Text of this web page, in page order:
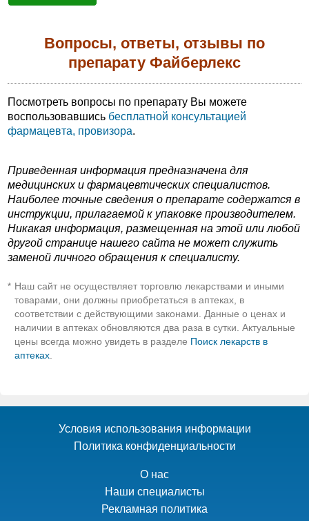
Вопросы, ответы, отзывы по
препарату Файберлекс
Посмотреть вопросы по препарату Вы можете
воспользовавшись бесплатной консультацией
фармацевта, провизора.
Приведенная информация предназначена для
медицинских и фармацевтических специалистов.
Наиболее точные сведения о препарате содержатся в
инструкции, прилагаемой к упаковке производителем.
Никакая информация, размещенная на этой или любой
другой странице нашего сайта не может служить
заменой личного обращения к специалисту.
* Наш сайт не осуществляет торговлю лекарствами и иными
товарами, они должны приобретаться в аптеках, в
соответствии с действующими законами. Данные о ценах и
наличии в аптеках обновляются два раза в сутки. Актуальные
цены всегда можно увидеть в разделе Поиск лекарств в
аптеках.
Условия использования информации
Политика конфиденциальности
О нас
Наши специалисты
Рекламная политика